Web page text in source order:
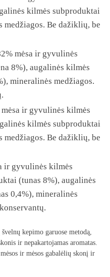
kilmės subproduktai
Be dažiklių, be
mėsa ir gyvulinės
8%), augalinės kilmės
mineralinės medžiagos.
ir gyvulinės kilmės
kilmės subproduktai
Be dažiklių, be
ir gyvulinės kilmės
(tunas 8%), augalinės
0,4%), mineralinės
kepimo garuose metodą,
ir nepakartojamas aromatas.
ir mėsos gabalėlių skonį ir